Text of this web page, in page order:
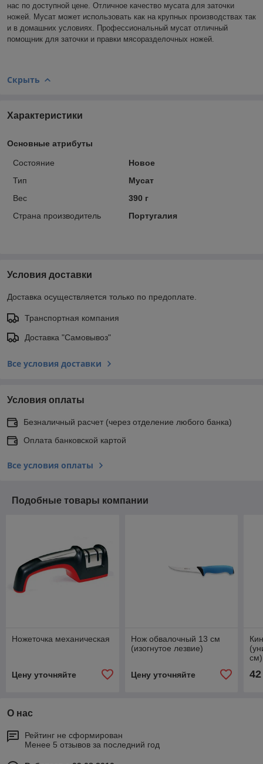
нас по доступной цене. Отличное качество мусата для заточки
ножей. Мусат может использовать как на крупных производствах так
и в домашних условиях. Профессиональный мусат отличный
помощник для заточки и правки мясоразделочных ножей.
Скрыть
Характеристики
Основные атрибуты
Состояние
Новое
Тип
Мусат
Вес
390 г
Страна производитель
Португалия
Условия доставки
Доставка осуществляется только по предоплате.
Транспортная компания
Доставка "Самовывоз"
Все условия доставки
Условия оплаты
Безналичный расчет (через отделение любого банка)
Оплата банковской картой
Все условия оплаты
Подобные товары компании
Ножеточка механическая
Цену уточняйте
Нож обвалочный 13 см
(изогнутое лезвие)
Цену уточняйте
см)
42
О нас
Рейтинг не сформирован
Менее 5 отзывов за последний год